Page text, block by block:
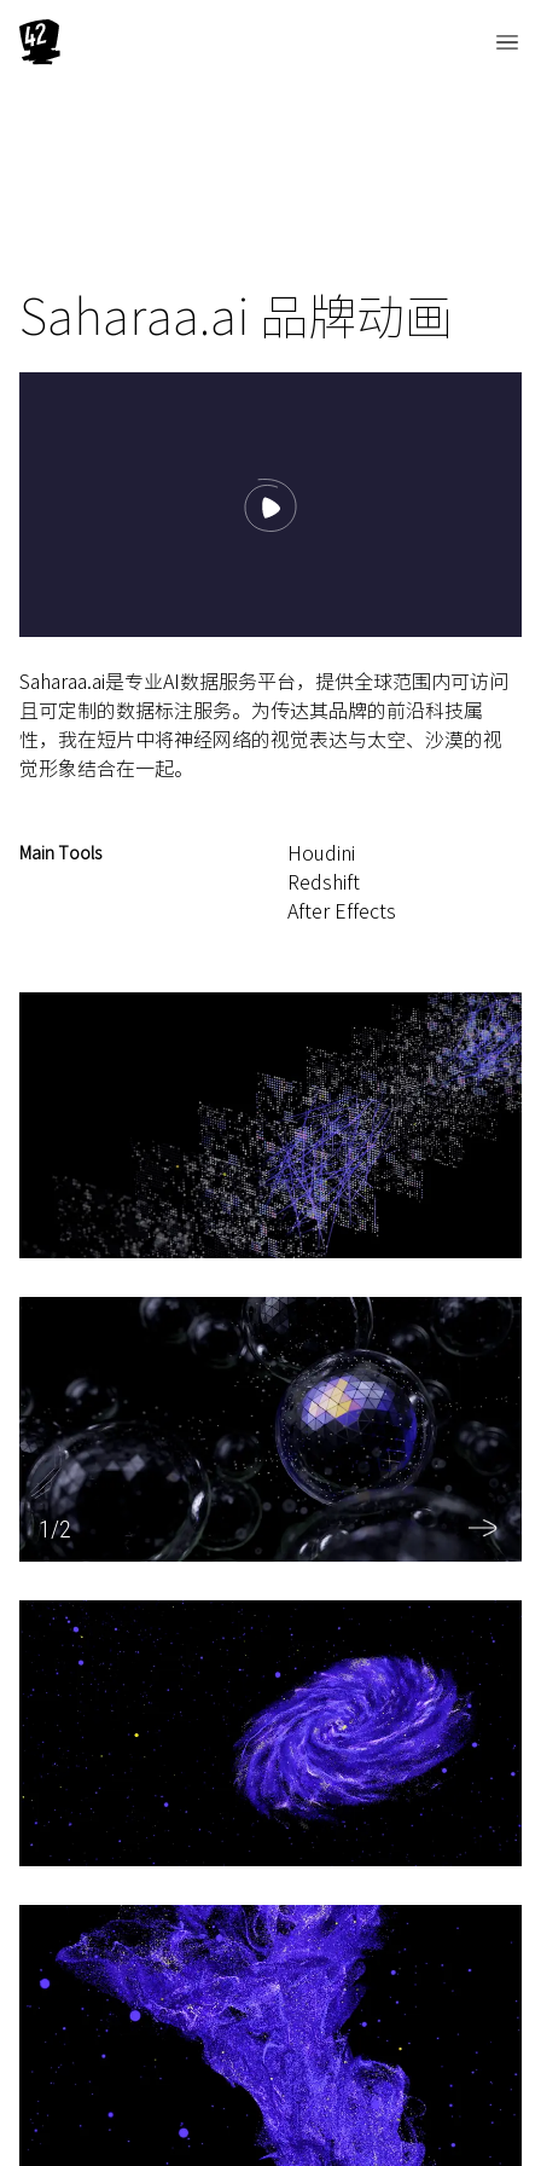
Saharaa.ai 品牌动画
Main Tools
Houdini
Redshift
After Effects
Saharaa.ai是专业AI数据服务平台，提供全球范围内可访问
且可定制的数据标注服务。为传达其品牌的前沿科技属
性，我在短片中将神经网络的视觉表达与太空、沙漠的视
觉形象结合在一起。
1 /2